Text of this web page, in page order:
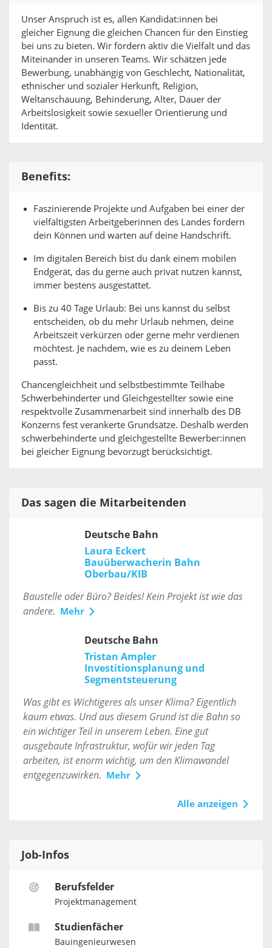
Unser Anspruch ist es, allen Kandidat:innen bei
gleicher Eignung die gleichen Chancen für den Einstieg
bei uns zu bieten. Wir fördern aktiv die Vielfalt und das
Miteinander in unseren Teams. Wir schätzen jede
Bewerbung, unabhängig von Geschlecht, Nationalität,
ethnischer und sozialer Herkunft, Religion,
Weltanschauung, Behinderung, Alter, Dauer der
Arbeitslosigkeit sowie sexueller Orientierung und
Identität.
Benefits:
Faszinierende Projekte und Aufgaben bei einer der
vielfältigsten Arbeitgeberinnen des Landes fordern
dein Können und warten auf deine Handschrift.
Im digitalen Bereich bist du dank einem mobilen
Endgerät, das du gerne auch privat nutzen kannst,
immer bestens ausgestattet.
Bis zu 40 Tage Urlaub: Bei uns kannst du selbst
entscheiden, ob du mehr Urlaub nehmen, deine
Arbeitszeit verkürzen oder gerne mehr verdienen
möchtest. Je nachdem, wie es zu deinem Leben
passt.
Chancengleichheit und selbstbestimmte Teilhabe
Schwerbehinderter und Gleichgestellter sowie eine
respektvolle Zusammenarbeit sind innerhalb des DB
Konzerns fest verankerte Grundsätze. Deshalb werden
schwerbehinderte und gleichgestellte Bewerber:innen
bei gleicher Eignung bevorzugt berücksichtigt.
Das sagen die Mitarbeitenden
Deutsche Bahn
Laura Eckert
Bauüberwacherin Bahn
Oberbau/KIB
Baustelle oder Büro? Beides! Kein Projekt ist wie das
andere. Mehr
Deutsche Bahn
Tristan Ampler
Investitionsplanung und
Segmentsteuerung
Was gibt es Wichtigeres als unser Klima? Eigentlich
kaum etwas. Und aus diesem Grund ist die Bahn so
ein wichtiger Teil in unserem Leben. Eine gut
ausgebaute Infrastruktur, wofür wir jeden Tag
arbeiten, ist enorm wichtig, um den Klimawandel
entgegenzuwirken. Mehr
Alle anzeigen
Job-Infos
Berufsfelder
Projektmanagement
Studienfächer
Bauingenieurwesen